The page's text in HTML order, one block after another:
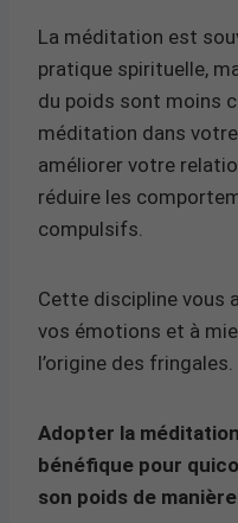
La méditation est
pratique spirituelle,
du poids sont moins
méditation dans
améliorer votre
réduire les
compulsifs.
Cette discipline vous
vos émotions et à
l’origine des fringales.
Adopter la
bénéfique pour
son poids de